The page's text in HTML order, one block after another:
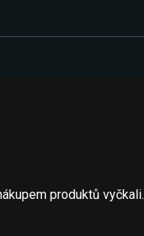
produktů vyčkali.